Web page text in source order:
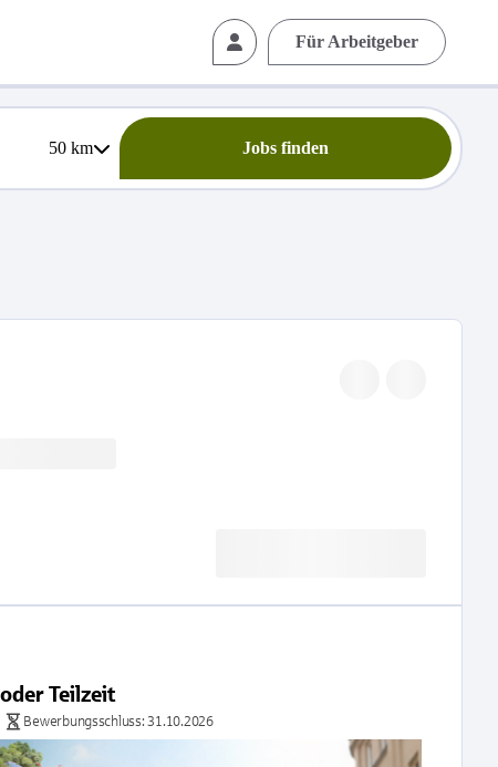
Für Arbeitgeber
50km Jobs finden